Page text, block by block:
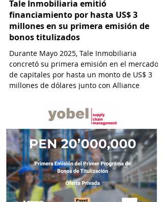
Tale Inmobiliaria emitió
financiamiento por hasta US$ 3
millones en su primera emisión de
bonos titulizados
Durante Mayo 2025, Tale Inmobiliaria
concretó su primera emisión en el mercado
de capitales por hasta un monto de US$ 3
millones de dólares junto con Alliance
Titulizadora y por el estudio Osorio & Valdez